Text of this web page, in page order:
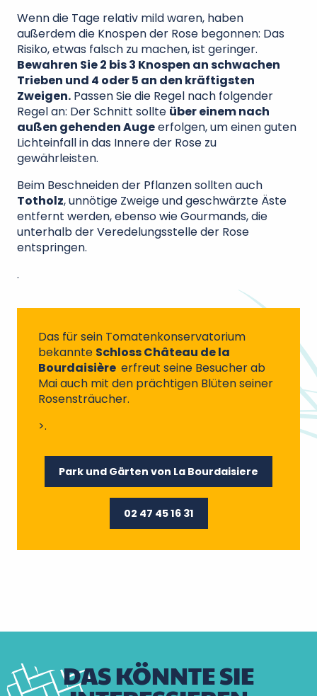
Wenn die Tage relativ mild waren, haben
außerdem die Knospen der Rose begonnen: Das
Risiko, etwas falsch zu machen, ist geringer.
Bewahren Sie 2 bis 3 Knospen an schwachen
Trieben und 4 oder 5 an den kräftigsten
Zweigen. Passen Sie die Regel nach folgender
Regel an: Der Schnitt sollte über einem nach
außen gehenden Augeerfolgen, um einen guten
Lichteinfall in das Innere der Rose zu
gewährleisten.
Beim Beschneiden der Pflanzen sollten auch
Totholz, unnötige Zweige und geschwärzte Äste
entfernt werden, ebenso wie Gourmands, die
unterhalb der Veredelungsstelle der Rose
entspringen.
.
Das für sein Tomatenkonservatorium
bekannte Schloss Château de la
Bourdaisière erfreut seine Besucher ab
Mai auch mit den prächtigen Blüten seiner
Rosensträucher.
>.
Park und Gärten von La Bourdaisiere
02 47 45 16 31
DAS KÖNNTE SIE